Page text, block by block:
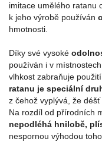
imitace umělého ratanu
k jeho výrobě používán
hmotnosti.
Díky své vysoké
používán i v
vlhkost zabraňuje
ratanu je speciální
z čehož vyplývá, že
Na rozdíl od přírodních
nepodléhá hnilobě,
nespornou výhodou